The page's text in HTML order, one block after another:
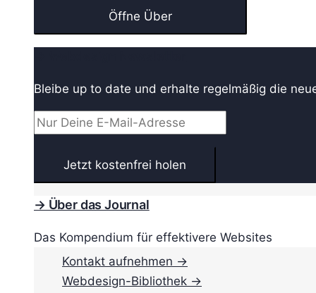
Öffne Über
Bleibe up to date und erhalte regelmäßig die
→ Über das Journal
Das Kompendium für effektivere Websites
Kontakt aufnehmen →
Webdesign-Bibliothek →